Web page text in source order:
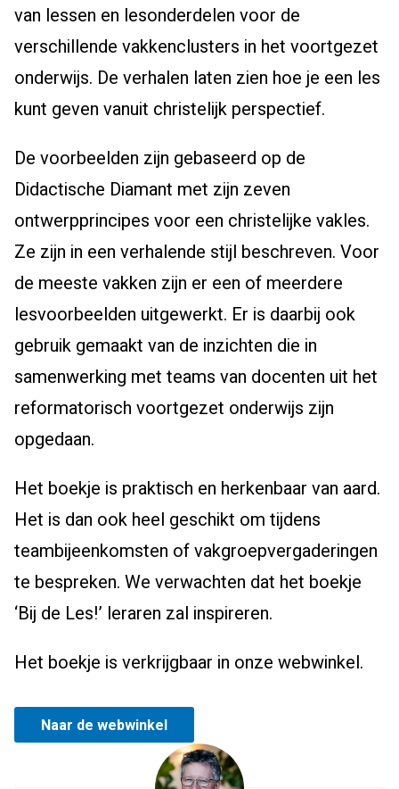
van lessen en lesonderdelen voor de
verschillende vakkenclusters in het voortgezet
onderwijs. De verhalen laten zien hoe je een les
kunt geven vanuit christelijk perspectief.
De voorbeelden zijn gebaseerd op de
Didactische Diamant met zijn zeven
ontwerpprincipes voor een christelijke vakles.
Ze zijn in een verhalende stijl beschreven. Voor
de meeste vakken zijn er een of meerdere
lesvoorbeelden uitgewerkt. Er is daarbij ook
gebruik gemaakt van de inzichten die in
samenwerking met teams van docenten uit het
reformatorisch voortgezet onderwijs zijn
opgedaan.
Het boekje is praktisch en herkenbaar van aard.
Het is dan ook heel geschikt om tijdens
teambijeenkomsten of vakgroepvergaderingen
te bespreken. We verwachten dat het boekje
‘Bij de Les!’ leraren zal inspireren.
Het boekje is verkrijgbaar in onze webwinkel.
Naar de webwinkel